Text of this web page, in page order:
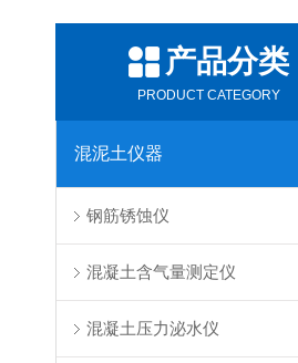
产品分类
PRODUCT CATEGORY
混泥土仪器
钢筋锈蚀仪
混凝土含气量测定仪
混凝土压力泌水仪